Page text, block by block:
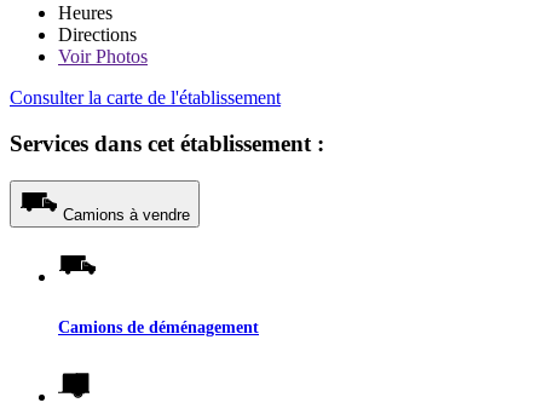
Heures
Directions
VoirPhotos
Consulter la carte de l'établissement
Services dans cet établissement :
Camions à vendre
Camions de déménagement